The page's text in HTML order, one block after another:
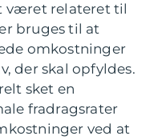
relateret til
bruges til at
omkostninger
der skal opfyldes.
sket en
fradragsrater
ved at